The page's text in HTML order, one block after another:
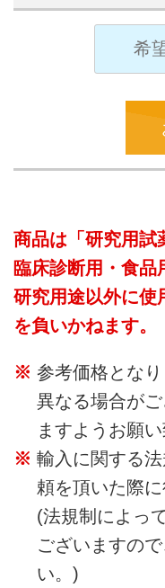
商品は「研究用試
臨床診断用・食品
研究用途以外に使
を負いかねます。
参考価格とな
異なる場合が
ますようお願い
輸入に関する
頼を頂いた際に
(法規制によっ
ございますの
い。)